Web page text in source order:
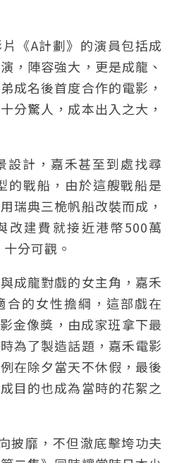
《A計劃》的演員包括成
，陣容強大，更是成龍、
成名後首度合作的電影，
分驚人，成本出入之大，
設計，嘉禾甚至到處找尋
的戰船，由於這艘戰船是
瑞典三桅帆船改裝而成，
改建費就接近港幣500萬
分可觀。
成龍對戲的女主角，嘉禾
合的女性擔綱，這部戲在
金像獎，由成家班拿下最
為了製造話題，嘉禾電影
在除夕當天不休假，最後
目的也成為當時的花絮之
披靡，不但澈底擊垮功夫